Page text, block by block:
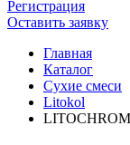
Регистрация
Оставить заявку
Главная
Каталог
Сухие смеси
Litokol